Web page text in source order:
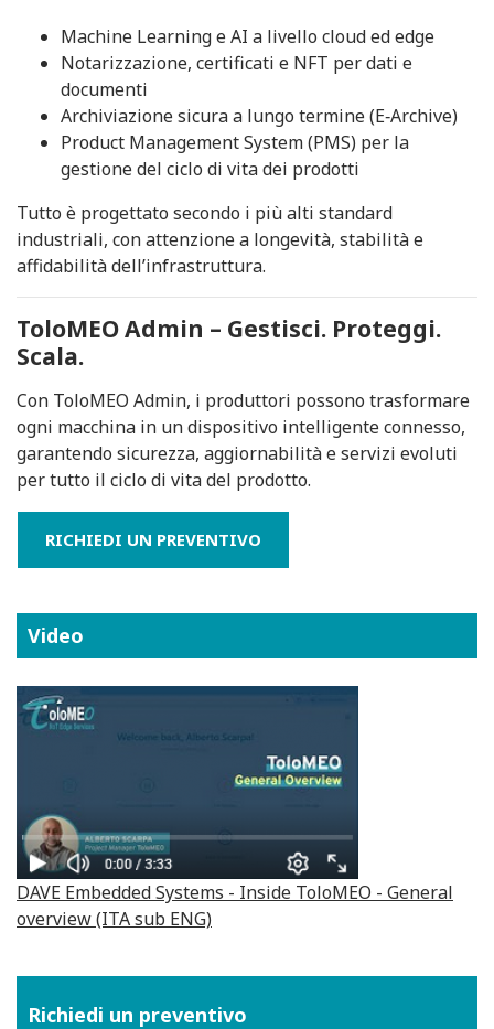
Machine Learning e AI a livello cloud ed edge
Notarizzazione, certificati e NFT per dati e
documenti
Archiviazione sicura a lungo termine (E‑Archive)
Product Management System (PMS) per la
gestione del ciclo di vita dei prodotti
Tutto è progettato secondo i più alti standard
industriali, con attenzione a longevità, stabilità e
affidabilità dell’infrastruttura.
ToloMEO Admin – Gestisci. Proteggi.
Scala.
Con ToloMEO Admin, i produttori possono trasformare
ogni macchina in un dispositivo intelligente connesso,
garantendo sicurezza, aggiornabilità e servizi evoluti
per tutto il ciclo di vita del prodotto.
RICHIEDI UN PREVENTIVO
Video
DAVE Embedded Systems - Inside ToloMEO - General
overview (ITA sub ENG)
Richiedi un preventivo